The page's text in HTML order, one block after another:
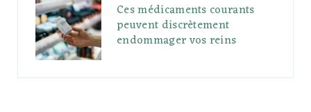
Ces médicaments courants
peuvent discrètement
endommager vos reins